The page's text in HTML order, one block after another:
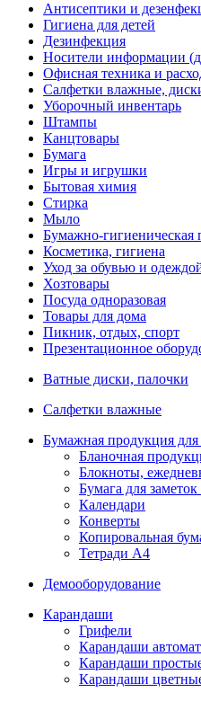
Антисептики и
Гигиена для детей
Дезинфекция
Носители информации
Офисная техника и
Салфетки влажные,
Уборочный инвентарь
Штампы
Канцтовары
Бумага
Игры и игрушки
Бытовая химия
Стирка
Мыло
Бумажно-гигиеническая
Косметика, гигиена
Уход за обувью и
Хозтовары
Посуда одноразовая
Товары для дома
Пикник, отдых, спорт
Презентационное
Ватные диски, палочки
Салфетки влажные
Бумажная продукция для
Бланочная
Блокноты,
Бумага для
Календари
Конверты
Копировальная
Тетради А4
Демооборудование
Карандаши
Грифели
Карандаши
Карандаши
Карандаши